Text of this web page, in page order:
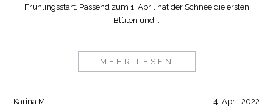
Frühlingsstart. Passend zum 1. April hat der Schnee die ersten
Blüten und...
MEHR LESEN
Karina M. 4. April 2022